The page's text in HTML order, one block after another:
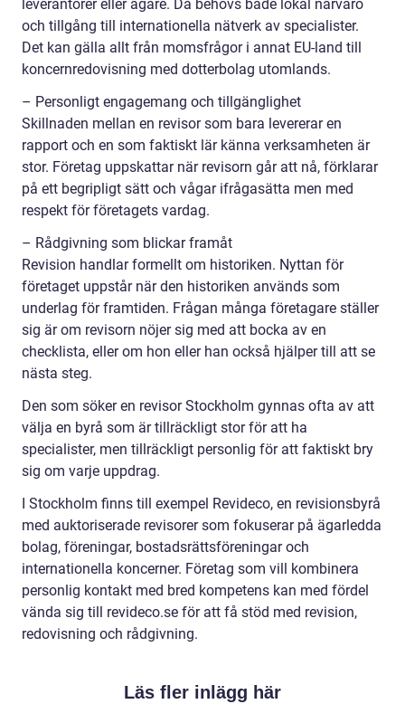
leverantörer eller ägare. Då behövs både lokal närvaro
och tillgång till internationella nätverk av specialister.
Det kan gälla allt från momsfrågor i annat EU-land till
koncernredovisning med dotterbolag utomlands.
– Personligt engagemang och tillgänglighet
Skillnaden mellan en revisor som bara levererar en
rapport och en som faktiskt lär känna verksamheten är
stor. Företag uppskattar när revisorn går att nå, förklarar
på ett begripligt sätt och vågar ifrågasätta men med
respekt för företagets vardag.
– Rådgivning som blickar framåt
Revision handlar formellt om historiken. Nyttan för
företaget uppstår när den historiken används som
underlag för framtiden. Frågan många företagare ställer
sig är om revisorn nöjer sig med att bocka av en
checklista, eller om hon eller han också hjälper till att se
nästa steg.
Den som söker en revisor Stockholm gynnas ofta av att
välja en byrå som är tillräckligt stor för att ha
specialister, men tillräckligt personlig för att faktiskt bry
sig om varje uppdrag.
I Stockholm finns till exempel Revideco, en revisionsbyrå
med auktoriserade revisorer som fokuserar på ägarledda
bolag, föreningar, bostadsrättsföreningar och
internationella koncerner. Företag som vill kombinera
personlig kontakt med bred kompetens kan med fördel
vända sig till revideco.se för att få stöd med revision,
redovisning och rådgivning.
Läs fler inlägg här